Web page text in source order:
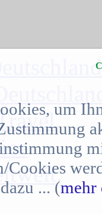
.
.
.
um
Cookies
... (mehr